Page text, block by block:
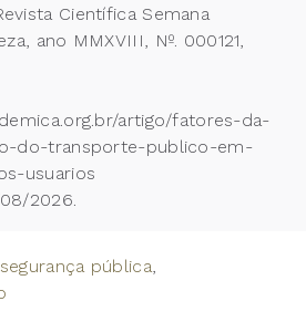
Científica Semana
ano MMXVIII, Nº. 000121,
artigo/fatores-da-
do-transporte-publico-em-
usuarios
2026.
segurança pública